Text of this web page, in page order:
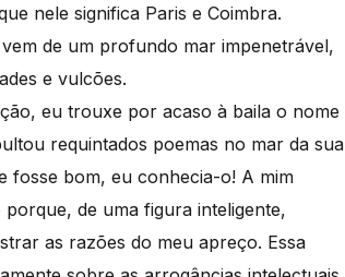
nele significa Paris e Coimbra.
de um profundo mar impenetrável,
e vulcões.
eu trouxe por acaso à baila o nome
requintados poemas no mar da sua
fosse bom, eu conhecia-o! A mim
de uma figura inteligente,
as razões do meu apreço. Essa